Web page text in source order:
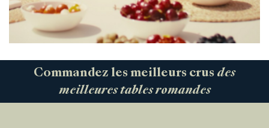
Commandez les meilleurs crus des
meilleures tables romandes